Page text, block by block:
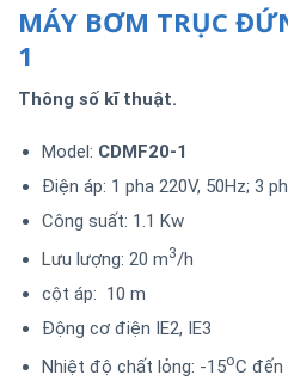
MÁY BƠM TRỤC
1
Thông số kĩ thuật.
Model: CDMF20-1
Điện áp: 1 pha 220V, 50Hz; 3
Công suất: 1.1 Kw
Lưu lượng: 20 m3/h
cột áp: 10 m
Động cơ điện IE2, IE3
Nhiệt độ chất lỏng: -15oC đến